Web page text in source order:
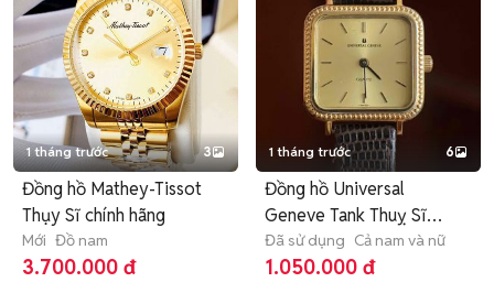
1 tháng trước 3
Đồng hồ Mathey-Tissot
Thụy Sĩ chính hãng
Mới Đồ nam
3.700.000 đ
1 tháng trước 6
Đồng hồ Universal
Geneve Tank Thuỵ Sĩ
Chính Hãng
Đã sử dụng Cả nam và nữ
1.050.000 đ